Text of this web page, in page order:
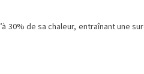
de sa chaleur, entraînant une